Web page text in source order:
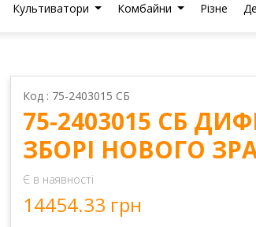
Культиватори Комбайни Різне
Код : 75-2403015 СБ
75-2403015 СБ
ЗБОРІ НОВОГО
Є в наявності
14454.33 грн